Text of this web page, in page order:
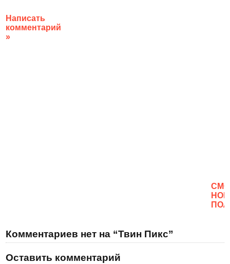
Написать
комментарий
»
Комментариев нет на “Твин Пикс”
Оставить комментарий